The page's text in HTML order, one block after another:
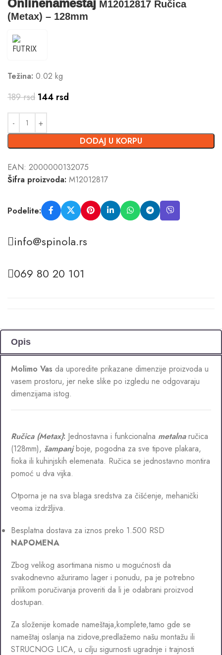
Onlinenamestaj M12012817 Ručica
(Metax) – 128mm
Težina: 0.02 kg
189rsd 144 rsd
DODAJ U KORPU
EAN: 2000000132075
Šifra proizvoda: M12012817
Podelite:
info@spinola.rs
069 80 20 101
Opis
Molimo Vas da uporedite prikazane dimenzije proizvoda u
vasem prostoru, jer neke slike po izgledu ne odgovaraju
dimenzijama istog.
Ručica (Metax): Jednostavna i funkcionalna metalnaručica
(128mm), šampanjboje, pogodna za sve tipove plakara,
fioka ili kuhinjskih elemenata. Ručica se jednostavno montira
pomoć u dva vijka.
Otporna je na sva blaga sredstva za čišćenje, mehanički
veoma izdržljiva.
Besplatna dostava za iznos preko 1.500 RSD
NAPOMENA
Zbog velikog asortimana nismo u mogućnosti da
svakodnevno ažuriramo lager i ponudu, pa je potrebno
prilikom poručivanja proveriti da li je odabrani proizvod
dostupan.
Za složenije komade nameštaja,komplete,tamo gde se
nameštaj oslanja na zidove,predlažemo našu montažu ili
STRUCNOG LICA, u cilju sigurnosti ugradnje i trajnosti